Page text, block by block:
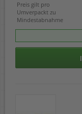
Preis gilt pro
Umverpackt zu
Mindestabnahme